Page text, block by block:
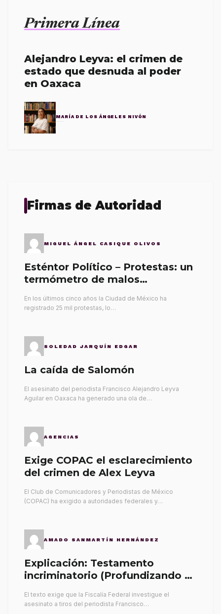
Primera Línea
Alejandro Leyva: el crimen de
estado que desnuda al poder
en Oaxaca
MARÍA DE LOS ÁNGELES NIVÓN
Firmas de Autoridad
MIGUEL ÁNGEL CASIQUE OLIVOS
Esténtor Político – Protestas: un
termómetro de malos
En los últimos cinco años la Ciudad de México ha
registrado 25 mil protestas, lo…
SOLEDAD JARQUÍN EDGAR
La caída de Salomón
El asesinato del periodista Francisco Alejandro Leyva
Aguilar en Oaxaca ha generado una ola de…
AGENCIAS
Exige COPAC el esclarecimiento
del crimen de Alex Leyva
El Club de Comunicadores y Periodistas de México
(COPAC) ha exigido a autoridades federales y…
AMADO SANMARTÍN HERNÁNDEZ
Explicación: Testamento
incriminatorio (Profundizando su
El texto exige que la Fiscalía Federal investigue el
asesinato a tiros del periodista Francisco…